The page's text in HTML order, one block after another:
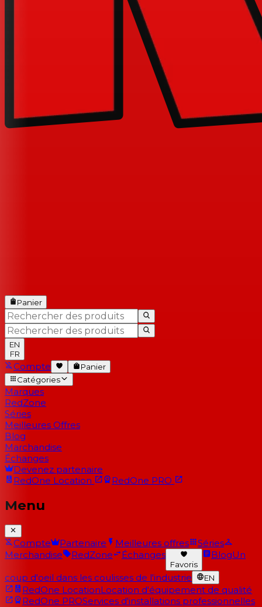
Panier
EN
FR
Compte
Panier
Catégories
Marques
RedZone
Séries
Meilleures Offres
Blog
Marchandise
Échanges
Devenez partenaire
RedOne Location RedOne PRO
Menu
Compte Partenaire Meilleures offres
Séries
Merchandise
RedZone Échanges
Favoris
BlogUn
coup d'oeil dans les coulisses de l'industrie EN
RedOne LocationLocation d'équipement de qualité
RedOne PROServices d'installations professionnelles